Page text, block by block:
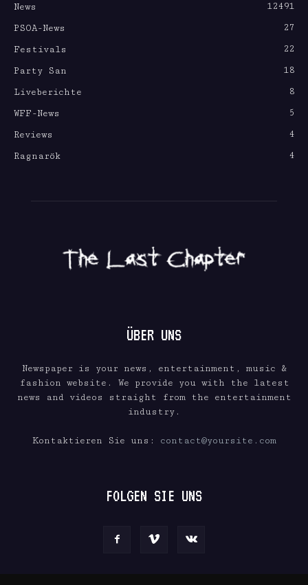
News
12491
PSOA-News
27
Festivals
22
Party San
18
Liveberichte
8
WFF-News
5
Reviews
4
Ragnarök
4
ÜBER UNS
Newspaper is your news, entertainment, music &
fashion website. We provide you with the latest
news and videos straight from the entertainment
industry.
Kontaktieren Sie uns: contact@yoursite.com
FOLGEN SIE UNS